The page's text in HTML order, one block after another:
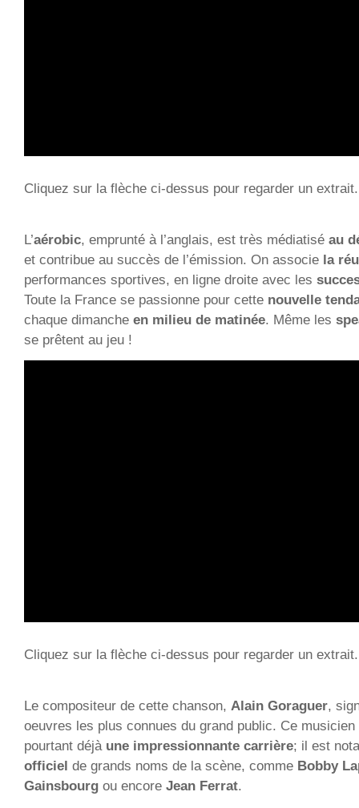
Cliquez sur la flèche ci-dessus pour regarder un extrait.
L’aérobic, emprunté à l’anglais, est très médiatisé au
et contribue au succès de l’émission. On associe la
performances sportives, en ligne droite avec les
Toute la France se passionne pour cette nouvelle
chaque dimanche en milieu de matinée. Même les
se prêtent au jeu !
Cliquez sur la flèche ci-dessus pour regarder un extrait.
Le compositeur de cette chanson, Alain Goraguer,
oeuvres les plus connues du grand public. Ce
pourtant déjà une impressionnante carrière; il est
officiel de grands noms de la scène, comme Bobby
Gainsbourg ou encore Jean Ferrat.